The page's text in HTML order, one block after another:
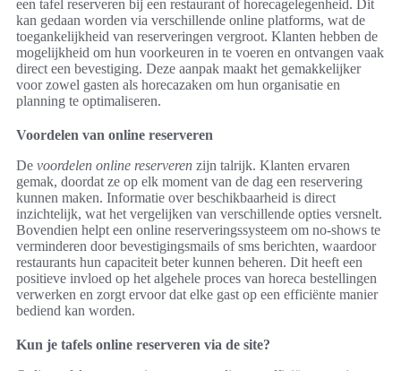
een tafel reserveren bij een restaurant of horecagelegenheid. Dit
kan gedaan worden via verschillende online platforms, wat de
toegankelijkheid van reserveringen vergroot. Klanten hebben de
mogelijkheid om hun voorkeuren in te voeren en ontvangen vaak
direct een bevestiging. Deze aanpak maakt het gemakkelijker
voor zowel gasten als horecazaken om hun organisatie en
planning te optimaliseren.
Voordelen van online reserveren
De voordelen online reserveren zijn talrijk. Klanten ervaren
gemak, doordat ze op elk moment van de dag een reservering
kunnen maken. Informatie over beschikbaarheid is direct
inzichtelijk, wat het vergelijken van verschillende opties versnelt.
Bovendien helpt een online reserveringssysteem om no-shows te
verminderen door bevestigingsmails of sms berichten, waardoor
restaurants hun capaciteit beter kunnen beheren. Dit heeft een
positieve invloed op het algehele proces van horeca bestellingen
verwerken en zorgt ervoor dat elke gast op een efficiënte manier
bediend kan worden.
Kun je tafels online reserveren via de site?